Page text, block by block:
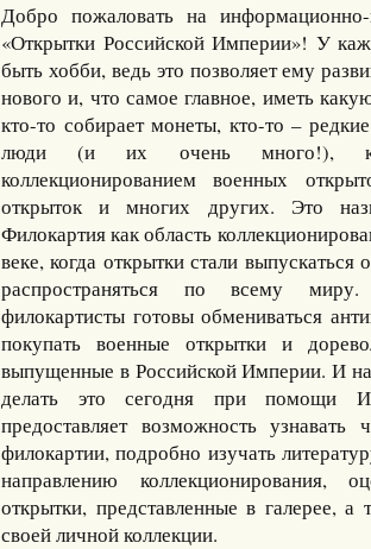
Добро пожаловать на информационно-
«Открытки Российской Империи»! У
быть хобби, ведь это позволяет ему
нового и, что самое главное, иметь
кто-то собирает монеты, кто-то –
люди (и их очень много!),
коллекционированием военных
открыток и многих других. Это
Филокартия как область
веке, когда открытки стали
распространяться по всему
филокартисты готовы обмениваться
покупать военные открытки и
выпущенные в Российской Империи. И
делать это сегодня при помощи
предоставляет возможность
филокартии, подробно изучать
направлению коллекционирования,
открытки, представленные в галерее, а
своей личной коллекции.